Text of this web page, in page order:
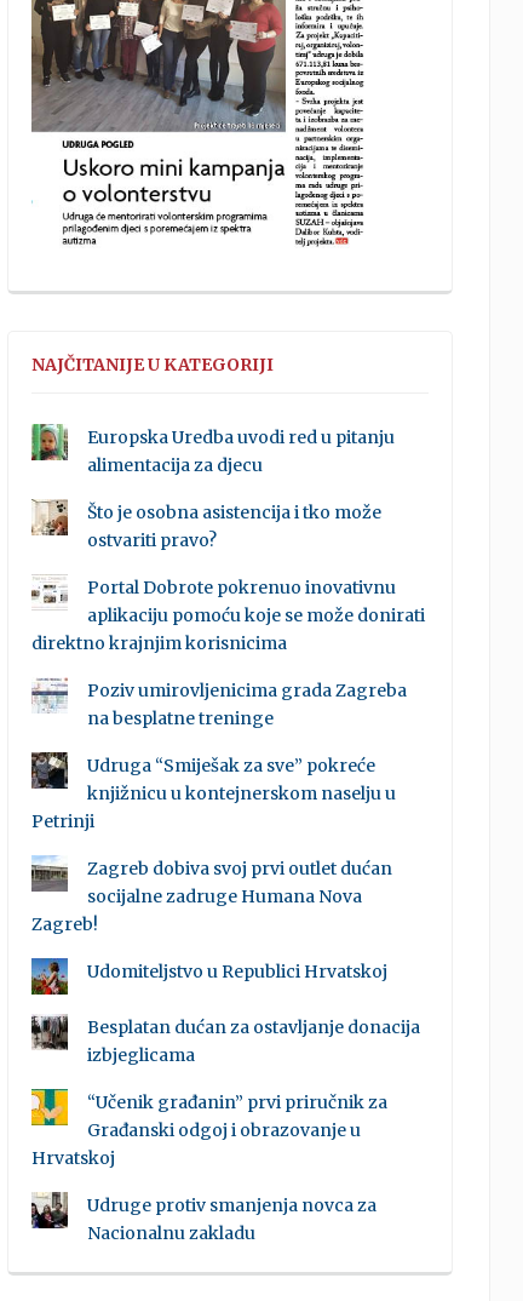
NAJČITANIJE U KATEGORIJI
Europska Uredba uvodi red u pitanju
alimentacija za djecu
Što je osobna asistencija i tko može
ostvariti pravo?
Portal Dobrote pokrenuo inovativnu
aplikaciju pomoću koje se može donirati
direktno krajnjim korisnicima
Poziv umirovljenicima grada Zagreba
na besplatne treninge
Udruga “Smiješak za sve” pokreće
knjižnicu u kontejnerskom naselju u
Petrinji
Zagreb dobiva svoj prvi outlet dućan
socijalne zadruge Humana Nova
Zagreb!
Udomiteljstvo u Republici Hrvatskoj
Besplatan dućan za ostavljanje donacija
izbjeglicama
“Učenik građanin” prvi priručnik za
Građanski odgoj i obrazovanje u
Hrvatskoj
Udruge protiv smanjenja novca za
Nacionalnu zakladu